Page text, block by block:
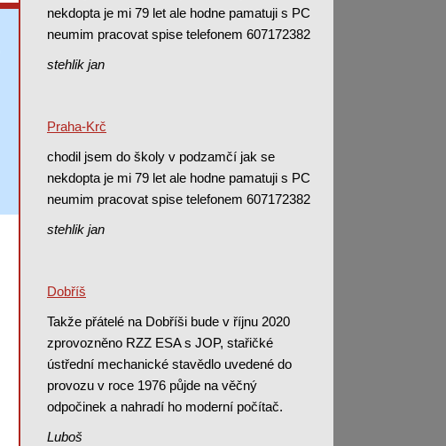
nekdopta je mi 79 let ale hodne pamatuji s PC
neumim pracovat spise telefonem 607172382
stehlik jan
Praha-Krč
chodil jsem do školy v podzamčí jak se
nekdopta je mi 79 let ale hodne pamatuji s PC
neumim pracovat spise telefonem 607172382
stehlik jan
Dobříš
Takže přátelé na Dobříši bude v říjnu 2020
zprovozněno RZZ ESA s JOP, stařičké
ústřední mechanické stavědlo uvedené do
provozu v roce 1976 půjde na věčný
odpočinek a nahradí ho moderní počítač.
Luboš